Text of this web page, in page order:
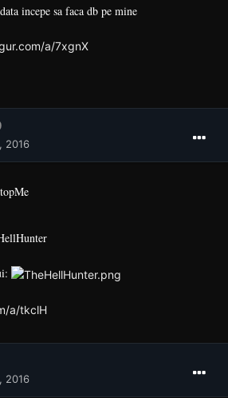
incepe sa faca db pe mine
a/7xgnX
2016
a/tkclH
2016